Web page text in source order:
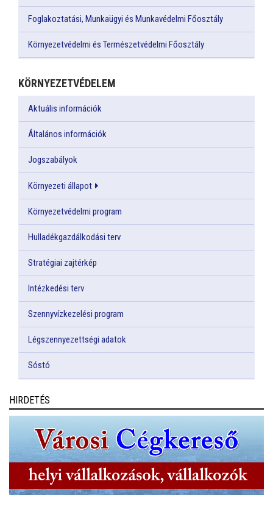
Foglakoztatási, Munkaügyi és Munkavédelmi Főosztály
Környezetvédelmi és Természetvédelmi Főosztály
KÖRNYEZETVÉDELEM
Aktuális információk
Általános információk
Jogszabályok
Környezeti állapot
Környezetvédelmi program
Hulladékgazdálkodási terv
Stratégiai zajtérkép
Intézkedési terv
Szennyvízkezelési program
Légszennyezettségi adatok
Sóstó
HIRDETÉS